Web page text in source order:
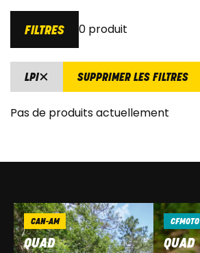
FILTRES 0 produit
LPI SUPPRIMER LES FILTRES
Pas de produits actuellement
CAN-AM
QUAD
CFMOTO
QUAD